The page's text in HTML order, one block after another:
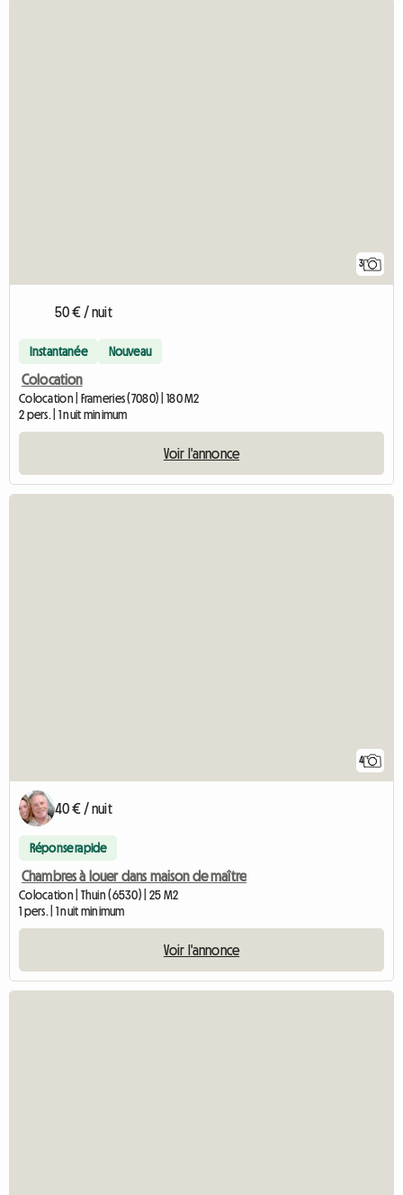
3
50 € / nuit
Instantanée Nouveau
Colocation
Colocation | Frameries (7080) | 180 M2
2 pers. | 1 nuit minimum
Voir l'annonce
4
40 € / nuit
Réponse rapide
Chambres à louer dans maison de maître
Colocation | Thuin (6530) | 25 M2
1 pers. | 1 nuit minimum
Voir l'annonce